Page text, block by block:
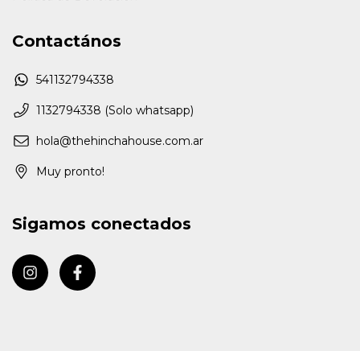
Contactános
541132794338
1132794338 (Solo whatsapp)
hola@thehinchahouse.com.ar
Muy pronto!
Sigamos conectados